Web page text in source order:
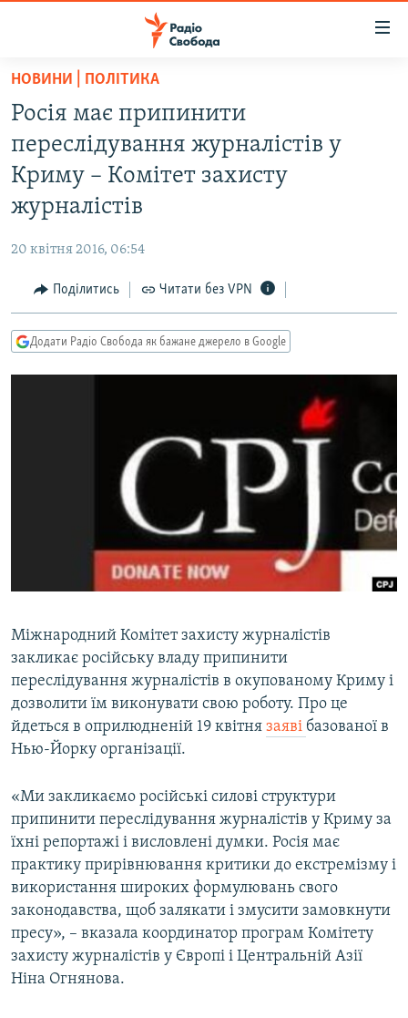
Перейти
основного
матеріалу
Перейти
до
основної
Перейти
пошуку
СТАТТІ
КУЛЬТУРА
СПОРТ
ДОНБАС.РЕАЛІЇ
КРИМ.РЕАЛІЇ
ТИ ЯК?
СПЕЦПРОЄКТИ
РУС
УКР
КТАТ
ДОЛУЧАЙСЯ!
Усі сайти RFE/RL
НОВИНИ | ПОЛІТИКА
Росія має припинити
переслідування журналістів у
Криму – Комітет захисту
журналістів
20 квітня 2016, 06:54
Поділитись Читати без VPN
Додати Радіо Свобода як бажане джерело в Google
Міжнародний Комітет захисту журналістів
закликає російську владу припинити
переслідування журналістів в окупованому Криму і
дозволити їм виконувати свою роботу. Про це
йдеться в оприлюдненій 19 квітня заяві базованої в
Нью-Йорку організації.
«Ми закликаємо російські силові структури
припинити переслідування журналістів у Криму за
їхні репортажі і висловлені думки. Росія має
практику прирівнювання критики до екстремізму і
використання широких формулювань свого
законодавства, щоб залякати і змусити замовкнути
пресу», – вказала координатор програм Комітету
захисту журналістів у Європі і Центральній Азії
Ніна Огнянова.